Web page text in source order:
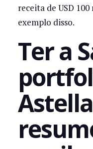
receita de USD
exemplo disso.
Ter a